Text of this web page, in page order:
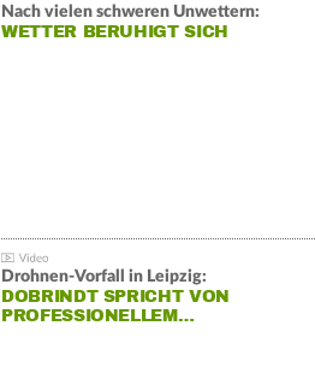
Nach vielen schweren Unwettern:
WETTER BERUHIGT SICH
Drohnen-Vorfall in Leipzig:
DOBRINDT SPRICHT VON
PROFESSIONELLEM…